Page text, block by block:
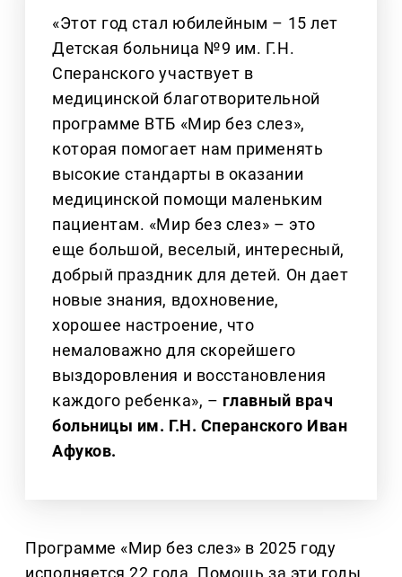
«Этот год стал юбилейным – 15 лет
Детская больница №9 им. Г.Н.
Сперанского участвует в
медицинской благотворительной
программе ВТБ «Мир без слез»,
которая помогает нам применять
высокие стандарты в оказании
медицинской помощи маленьким
пациентам. «Мир без слез» – это
еще большой, веселый, интересный,
добрый праздник для детей. Он дает
новые знания, вдохновение,
хорошее настроение, что
немаловажно для скорейшего
выздоровления и восстановления
каждого ребенка», – главный врач
больницы им. Г.Н. Сперанского Иван
Афуков.
Программе «Мир без слез» в 2025 году
исполняется 22 года. Помощь за эти годы